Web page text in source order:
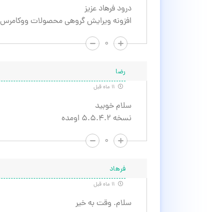
درود فرهاد عزیز
افزونه ویرایش گروهی محصولات ووکامرس Advanced Bulk Edit به روزرسانی شد.
۰
رضا
سلام خوبید
نسخه ۵.۵.۴.۲ اومده
۰
فرهاد
سلام. وقت به خیر